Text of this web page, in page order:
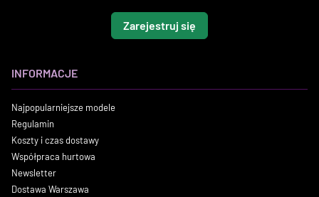
Zarejestruj się
INFORMACJE
Najpopularniejsze modele
Regulamin
Koszty i czas dostawy
Współpraca hurtowa
Newsletter
Dostawa Warszawa